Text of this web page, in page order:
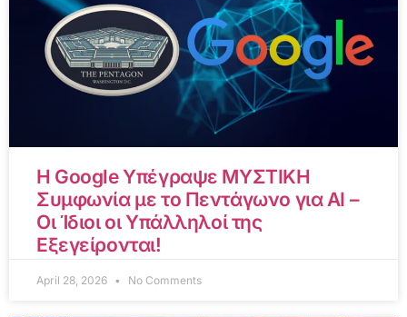
Η Google Υπέγραψε ΜΥΣΤΙΚΗ
Συμφωνία με το Πεντάγωνο για AI –
Οι Ίδιοι οι Υπάλληλοί της
Εξεγείρονται!
April 28, 2026 No Comments